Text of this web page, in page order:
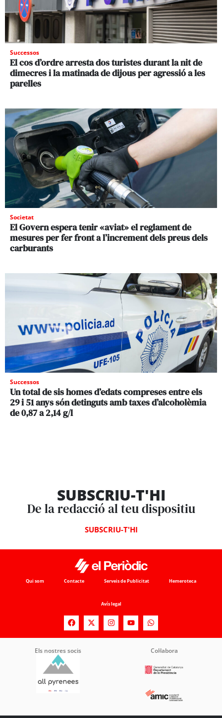
Successos
El cos d’ordre arresta dos turistes durant la nit de
dimecres i la matinada de dijous per agressió a les
parelles
Societat
El Govern espera tenir «aviat» el reglament de
mesures per fer front a l’increment dels preus dels
carburants
Successos
Un total de sis homes d’edats compreses entre els
29 i 51 anys són detinguts amb taxes d’alcoholèmia
de 0,87 a 2,14 g/l
SUBSCRIU-T'HI
De la redacció al teu dispositiu
SUBSCRIU-T'HI
Qui som Contacte Serveis de Publicitat Hemeroteca
Avís legal
Els nostres socis Col·labora